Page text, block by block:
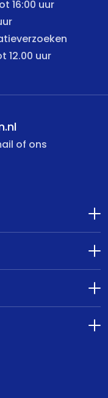
16:00 uur
12.00 uur
of ons